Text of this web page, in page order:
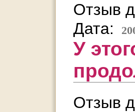
Отзыв
Дата:
У
Отзыв